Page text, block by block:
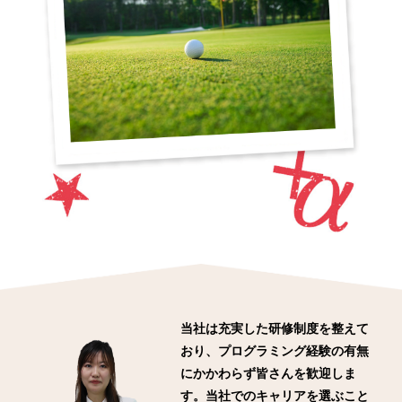
当社は充実した研修制度を整えて
おり、プログラミング経験の有無
にかかわらず皆さんを歓迎しま
す。当社でのキャリアを選ぶこと